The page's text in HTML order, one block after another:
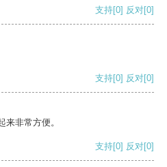
支持[0] 反对[0]
支持[0] 反对[0]
非常方便。
支持[0] 反对[0]